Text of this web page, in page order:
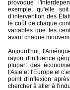
provoqué
exemple, qu'elle
d’intervention des
le coût de chaque
variables que les
avant chaque
Aujourd'hui,
rayon d'influence
plupart des
l'Asie et l'Europe et
point d'inflexion
chercher à aller à